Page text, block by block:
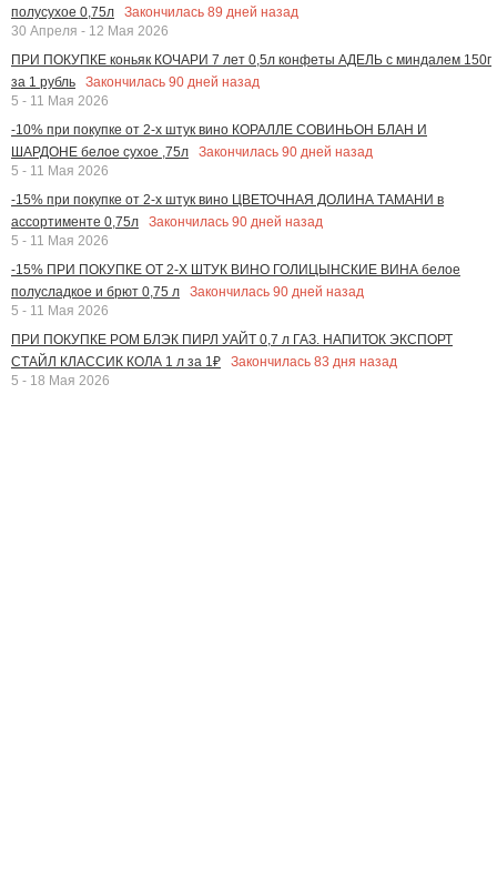
полусухое 0,75л
Закончилась 89 дней назад
30 Апреля - 12 Мая 2026
ПРИ ПОКУПКЕ коньяк КОЧАРИ 7 лет 0,5л конфеты АДЕЛЬ с миндалем 150г
за 1 рубль
Закончилась 90 дней назад
5 - 11 Мая 2026
-10% при покупке от 2-х штук вино КОРАЛЛЕ СОВИНЬОН БЛАН И
ШАРДОНЕ белое сухое ,75л
Закончилась 90 дней назад
5 - 11 Мая 2026
-15% при покупке от 2-х штук вино ЦВЕТОЧНАЯ ДОЛИНА ТАМАНИ в
ассортименте 0,75л
Закончилась 90 дней назад
5 - 11 Мая 2026
-15% ПРИ ПОКУПКЕ ОТ 2-Х ШТУК ВИНО ГОЛИЦЫНСКИЕ ВИНА белое
полусладкое и брют 0,75 л
Закончилась 90 дней назад
5 - 11 Мая 2026
ПРИ ПОКУПКЕ РОМ БЛЭК ПИРЛ УАЙТ 0,7 л ГАЗ. НАПИТОК ЭКСПОРТ
СТАЙЛ КЛАССИК КОЛА 1 л за 1₽
Закончилась 83 дня назад
5 - 18 Мая 2026